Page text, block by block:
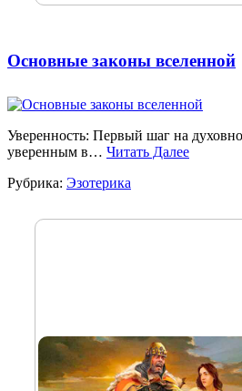
Основные законы вселенной
Уверенность: Первый шаг на
уверенным в… Читать Далее
Рубрика: Эзотерика